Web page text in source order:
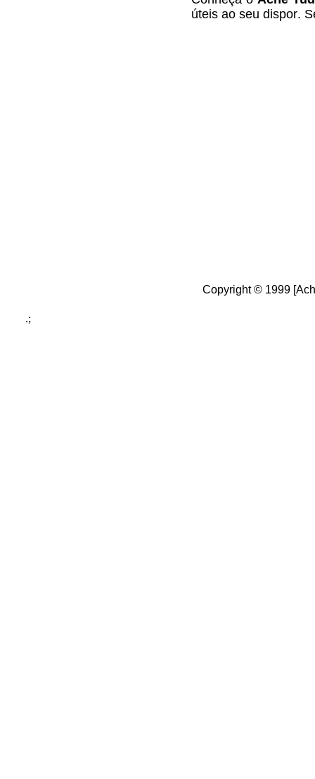
úteis ao seu dispor.
Copyright © 1999
.;